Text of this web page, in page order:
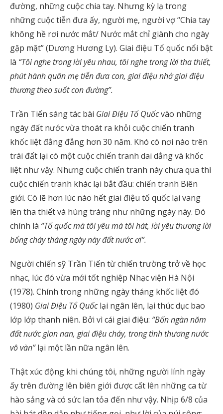
đường, những cuộc chia tay. Nhưng kỳ lạ trong
những cuộc tiễn đưa ấy, người mẹ, người vợ “Chia tay
không hề rơi nước mắt/ Nước mắt chỉ giành cho ngày
gặp mặt” (Dương Hương Ly). Giai điệu Tổ quốc nổi bật
là “Tôi nghe trong lời yêu nhau, tôi nghe trong lời tha thiết,
phút hành quân mẹ tiễn đưa con, giai điệu nhớ giai điệu
thương theo suốt con đường”.
Trần Tiến sáng tác bài Giai Điệu Tổ Quốcvào những
ngày đất nước vừa thoát ra khỏi cuộc chiến tranh
khốc liệt đằng đẵng hơn 30 năm. Khó có nơi nào trên
trái đất lại có một cuộc chiến tranh dai dẳng và khốc
liệt như vậy. Nhưng cuộc chiến tranh này chưa qua thì
cuộc chiến tranh khác lại bắt đầu: chiến tranh Biên
giới. Có lẽ hơn lúc nào hết giai điệu tổ quốc lại vang
lên tha thiết và hùng tráng như những ngày này. Đó
chính là “Tổ quốc mà tôi yêu mà tôi hát, lời yêu thương lời
bổng cháy tháng ngày này đất nước ơi”.
Người chiến sỹ Trần Tiến từ chiến trường trở về học
nhạc, lúc đó vừa mới tốt nghiệp Nhạc viện Hà Nội
(1978). Chính trong những ngày tháng khốc liệt đó
(1980) Giai Điệu Tổ Quốclại ngân lên, lại thúc dục bao
lớp lớp thanh niên. Bởi vì cái giai điệu: “Bốn ngàn năm
đất nước gian nan, giai điệu cháy, trong tình thương nước
vô vàn”lại một lần nữa ngân lên.
Thật xúc động khi chúng tôi, những người lính ngày
ấy trên đường lên biên giới được cất lên những ca từ
hào sảng và có sức lan tỏa đến như vậy. Nhịp 6/8 của